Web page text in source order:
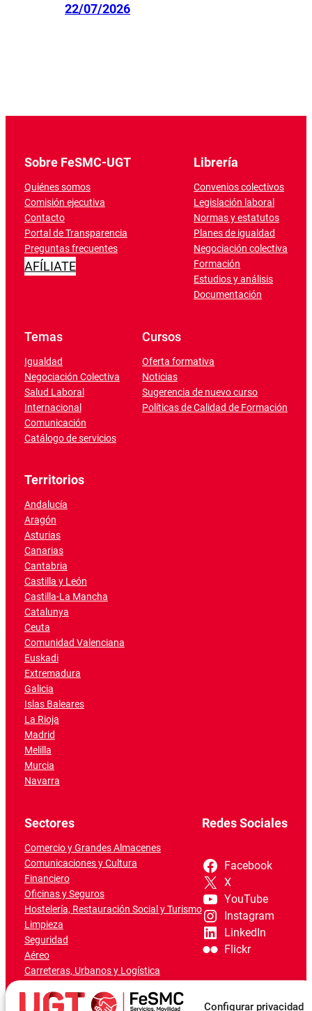
Configurar privacidad
22/07/2026
Sobre FeSMC-UGT
Quiénes somos
Comisión ejecutiva
Contacto
Portal de Transparencia
Preguntas frecuentes
AFÍLIATE
Librería
Convenios colectivos
Legislación laboral
Normas y estatutos
Planes de igualdad
Negociación colectiva
Formación
Estudios y análisis
Documentación
Temas
Igualdad
Negociación Colectiva
Salud Laboral
Internacional
Comunicación
Catálogo de servicios
Cursos
Oferta formativa
Noticias
Sugerencia de nuevo curso
Políticas de Calidad de Formación
Territorios
Andalucía
Aragón
Asturias
Canarias
Cantabria
Castilla y León
Castilla-La Mancha
Catalunya
Ceuta
Comunidad Valenciana
Euskadi
Extremadura
Galicia
Islas Baleares
La Rioja
Madrid
Melilla
Murcia
Navarra
Sectores
Comercio y Grandes Almacenes
Comunicaciones y Cultura
Financiero
Oficinas y Seguros
Hostelería, Restauración Social y Turismo
Limpieza
Seguridad
Aéreo
Carreteras, Urbanos y Logística
Marítimo-Portuario
Redes Sociales
Facebook
X
YouTube
Instagram
LinkedIn
Flickr